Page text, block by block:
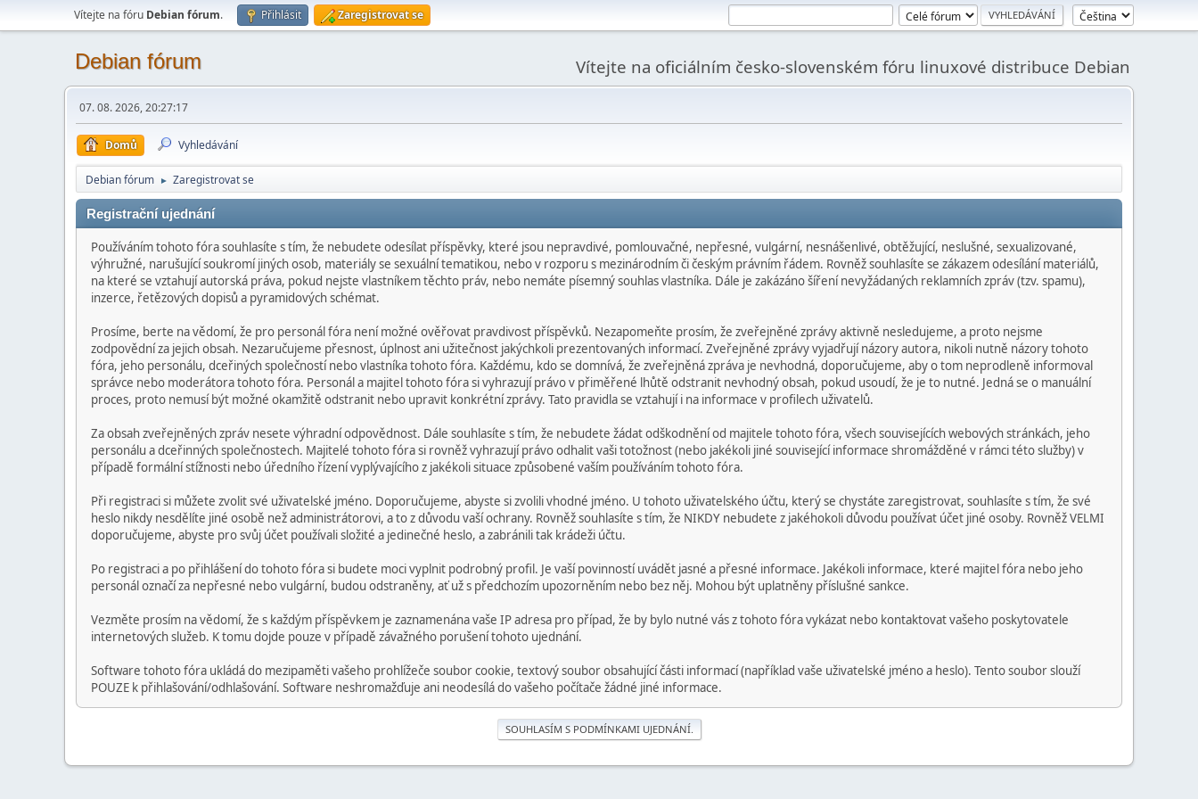
Vítejte na fóru Debian fórum. Přihlásit Zaregistrovat se
Debian fórum Vítejte na oficiálním česko-slovenském fóru linuxové distribuce Debian
07. 08. 2026, 20:27:17
Domů Vyhledávání
Debian fórum ► Zaregistrovat se
Registrační ujednání
Používáním tohoto fóra souhlasíte s tím, že nebudete odesílat příspěvky, které jsou nepravdivé, pomlouvačné, nepřesné, vulgární, nesnášenlivé, obtěžující, neslušné, sexualizované,
výhružné, narušující soukromí jiných osob, materiály se sexuální tematikou, nebo v rozporu s mezinárodním či českým právním řádem. Rovněž souhlasíte se zákazem odesílání materiálů,
na které se vztahují autorská práva, pokud nejste vlastníkem těchto práv, nebo nemáte písemný souhlas vlastníka. Dále je zakázáno šíření nevyžádaných reklamních zpráv (tzv. spamu),
inzerce, řetězových dopisů a pyramidových schémat.
Prosíme, berte na vědomí, že pro personál fóra není možné ověřovat pravdivost příspěvků. Nezapomeňte prosím, že zveřejněné zprávy aktivně nesledujeme, a proto nejsme
zodpovědní za jejich obsah. Nezaručujeme přesnost, úplnost ani užitečnost jakýchkoli prezentovaných informací. Zveřejněné zprávy vyjadřují názory autora, nikoli nutně názory tohoto
fóra, jeho personálu, dceřiných společností nebo vlastníka tohoto fóra. Každému, kdo se domnívá, že zveřejněná zpráva je nevhodná, doporučujeme, aby o tom neprodleně informoval
správce nebo moderátora tohoto fóra. Personál a majitel tohoto fóra si vyhrazují právo v přiměřené lhůtě odstranit nevhodný obsah, pokud usoudí, že je to nutné. Jedná se o manuální
proces, proto nemusí být možné okamžitě odstranit nebo upravit konkrétní zprávy. Tato pravidla se vztahují i na informace v profilech uživatelů.
Za obsah zveřejněných zpráv nesete výhradní odpovědnost. Dále souhlasíte s tím, že nebudete žádat odškodnění od majitele tohoto fóra, všech souvisejících webových stránkách, jeho
personálu a dceřinných společnostech. Majitelé tohoto fóra si rovněž vyhrazují právo odhalit vaši totožnost (nebo jakékoli jiné související informace shromážděné v rámci této služby) v
případě formální stížnosti nebo úředního řízení vyplývajícího z jakékoli situace způsobené vaším používáním tohoto fóra.
Při registraci si můžete zvolit své uživatelské jméno. Doporučujeme, abyste si zvolili vhodné jméno. U tohoto uživatelského účtu, který se chystáte zaregistrovat, souhlasíte s tím, že své
heslo nikdy nesdělíte jiné osobě než administrátorovi, a to z důvodu vaší ochrany. Rovněž souhlasíte s tím, že NIKDY nebudete z jakéhokoli důvodu používat účet jiné osoby. Rovněž VELMI
doporučujeme, abyste pro svůj účet používali složité a jedinečné heslo, a zabránili tak krádeži účtu.
Po registraci a po přihlášení do tohoto fóra si budete moci vyplnit podrobný profil. Je vaší povinností uvádět jasné a přesné informace. Jakékoli informace, které majitel fóra nebo jeho
personál označí za nepřesné nebo vulgární, budou odstraněny, ať už s předchozím upozorněním nebo bez něj. Mohou být uplatněny příslušné sankce.
Vezměte prosím na vědomí, že s každým příspěvkem je zaznamenána vaše IP adresa pro případ, že by bylo nutné vás z tohoto fóra vykázat nebo kontaktovat vašeho poskytovatele
internetových služeb. K tomu dojde pouze v případě závažného porušení tohoto ujednání.
Software tohoto fóra ukládá do mezipaměti vašeho prohlížeče soubor cookie, textový soubor obsahující části informací (například vaše uživatelské jméno a heslo). Tento soubor slouží
POUZE k přihlašování/odhlašování. Software neshromažďuje ani neodesílá do vašeho počítače žádné jiné informace.